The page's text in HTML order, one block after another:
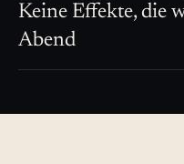
Keine Effekte, die
Abend